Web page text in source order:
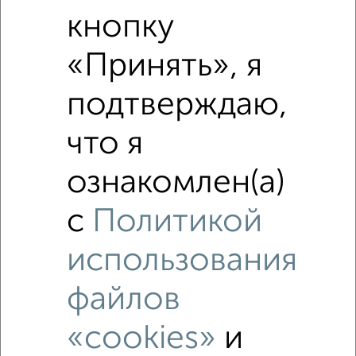
Похожие предложения рядом
2‑комнатные квартиры недалеко от
кнопку
«Принять», я
подтверждаю,
что я
ознакомлен(а)
с Политикой
использования
файлов
«cookies» и